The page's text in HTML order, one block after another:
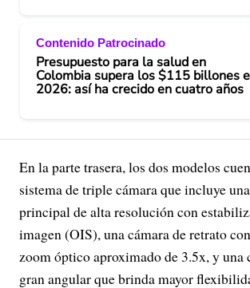
Contenido Patrocinado
Presupuesto para la salud en
Colombia supera los $115 billones
2026: así ha crecido en cuatro años
En la parte trasera, los dos modelos
sistema de triple cámara que incluye
principal de alta resolución con
imagen (OIS), una cámara de retrato
zoom óptico aproximado de 3.5x, y una
gran angular que brinda mayor